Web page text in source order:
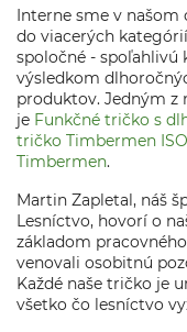
Interne sme v
do viacerých
spoločné - spoľahlivú
výsledkom
produktov. Jedným z
je Funkčné tričko s
tričko Timbermen ISO
Timbermen.
Martin Zapletal, náš
Lesníctvo, hovorí o
základom
venovali osobitnú
Každé naše tričko je
všetko čo lesníctvo